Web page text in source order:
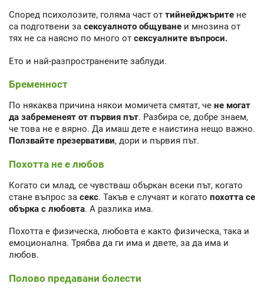
Според психолозите, голяма част от тийнейджърите не
са подготвени за сексуалното общуване и мнозина от
тях не са наясно по много от сексуалните въпроси.
Ето и най-разпространените заблуди.
Бременност
По някаква причина някои момичета смятат, че не могат
да забременеят от първия път. Разбира се, добре знаем,
че това не е вярно. Да имаш дете е наистина нещо важно.
Ползвайте презервативи, дори и първия път.
Похотта не е любов
Когато си млад, се чувстваш объркан всеки път, когато
стане въпрос за секс. Такъв е случаят и когато похотта се
обърка с любовта. А разлика има.
Похотта е физическа, любовта е както физическа, така и
емоционална. Трябва да ги има и двете, за да има и
любов.
Полово предавани болести